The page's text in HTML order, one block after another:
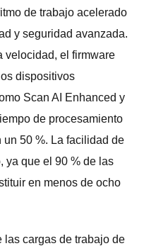
de trabajo acelerado
y seguridad avanzada.
velocidad, el firmware
dispositivos
Scan AI Enhanced y
de procesamiento
50 %. La facilidad de
ya que el 90 % de las
en menos de ocho
cargas de trabajo de